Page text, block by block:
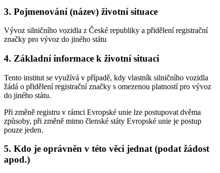
3. Pojmenování (název) životní situace
Vývoz silničního vozidla z České republiky a přidělení registrační
značky pro vývoz do jiného státu
4. Základní informace k životní situaci
Tento institut se využívá v případě, kdy vlastník silničního vozidla
žádá o přidělení registrační značky s omezenou platností pro vývoz
do jiného státu.
Při změně registru v rámci Evropské unie lze postupovat dvěma
způsoby, při změně mimo členské státy Evropské unie je postup
pouze jeden.
5. Kdo je oprávněn v této věci jednat (podat žádost
apod.)